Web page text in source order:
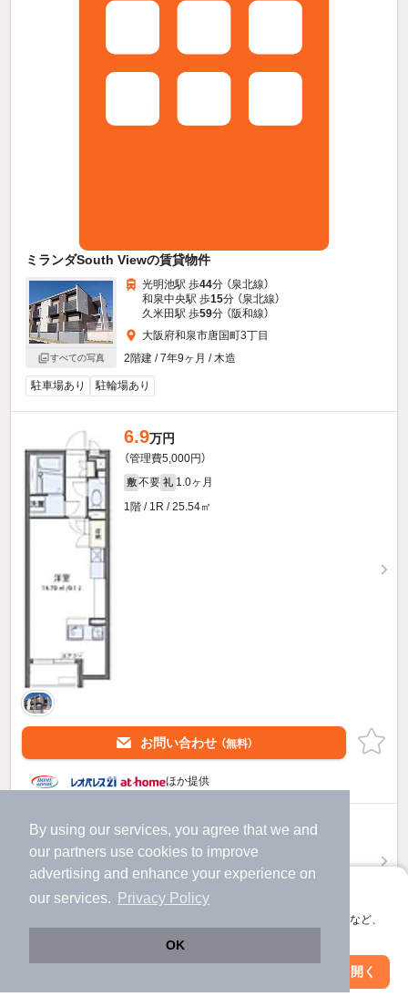
By using our services, you agree that we and
our partners use cookies to improve
advertising and enhance your experience on
our services.
Privacy Policy
OK
アプリに切り替えて、サクサクお部屋探し
会員登録なしですぐ使える。マップ検索やお気に入り保存など、
アプリを開く
ミランダSouth Viewの賃貸物件
すべての写真
光明池駅 歩44分 （泉北線）
和泉中央駅 歩15分 （泉北線）
久米田駅 歩59分 （阪和線）
大阪府和泉市唐国町3丁目
2階建 / 7年9ヶ月 / 木造
駐車場あり 駐輪場あり
6.9万円
（管理費5,000円）
敷 不要 礼 1.0ヶ月
1階 / 1R / 25.54㎡
お問い合わせ （無料）
ほか提供
7万円
（管理費5,000円）
敷 不要 礼 1.0ヶ月
1階 / 1K / 25.54㎡
絞り込み条件を変更